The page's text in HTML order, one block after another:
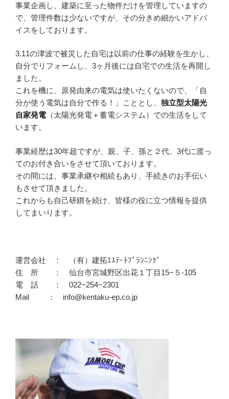
事業企画し、建築に至った物件だけを管理していますの
で、管理件数は少ないですが、その分きめ細かいアドバ
イスをしております。
3.11の津波で被災した自宅は以前の仕事の経験を生かし、
自分でリフォームし、3ヶ月後には自宅での生活を再開し
ました。
これを機に、原発由来の電気は使いたくないので、「自
分が使う電気は自分で作る！」こととし、 独立型太陽光
自家発電（太陽光発電＋蓄電システム）での生活をして
います。
事業経歴は30年超ですが、親、子、孫と２代、3代に渡っ
てのお付き合いをさせて頂いております。
その間には、事業承継や相続もあり、手続きのお手伝い
もさせて頂きました。
これからも自己研鑚を続け、皆様の役に立つ情報を提供
してまいります。
運営会社 ： （有）建拓ｴｽﾃｰﾄﾌﾟﾗﾝﾆﾝｸﾞ
住 所 ： 仙台市宮城野区出花１丁目15−５-105
電 話 ： 022−254−2301
Mail ： info@kentaku-ep.co.jp